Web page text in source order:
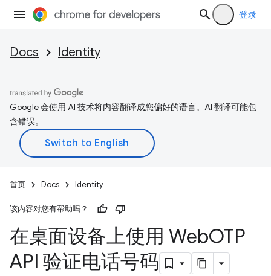
登录
Docs Identity
Google 会使用 AI 技术将内容翻译成您偏好的语言。AI 翻译可能包
含错误。
首页 Docs Identity
该内容对您有帮助吗？
在桌面设备上使用 WebOTP
API 验证电话号码